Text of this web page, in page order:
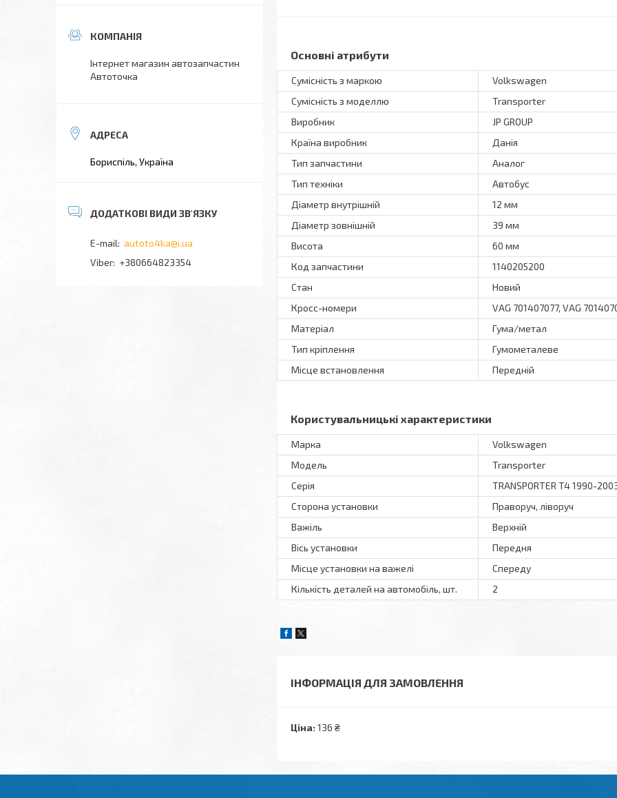
Основні атрибути
Сумісність з маркою
Volkswagen
Сумісність з моделлю
Transporter
Виробник
JP GROUP
Країна виробник
Данія
Тип запчастини
Аналог
Тип техніки
Автобус
Діаметр внутрішній
12 мм
Діаметр зовнішній
39 мм
Висота
60 мм
Код запчастини
1140205200
Стан
Новий
Кросс-номери
VAG 701407077, VAG
Матеріал
Гума/метал
Тип кріплення
Гумометалеве
Місце встановлення
Передній
Користувальницькі характеристики
Марка
Volkswagen
Модель
Transporter
Серія
TRANSPORTER T4 1990-
Сторона установки
Праворуч, ліворуч
Важіль
Верхній
Вісь установки
Передня
Місце установки на важелі
Спереду
Кількість деталей на автомобіль, шт.
2
ІНФОРМАЦІЯ ДЛЯ ЗАМОВЛЕННЯ
Ціна: 136 ₴
Інтернет магазин автозапчастин
Автоточка
Бориспіль, Україна
autoto4ka@i.ua
+380664823354